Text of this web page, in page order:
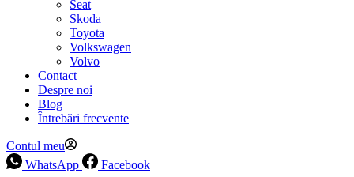
Seat
Skoda
Toyota
Volkswagen
Volvo
Contact
Despre noi
Blog
Întrebări frecvente
Contul meu
WhatsApp
Facebook